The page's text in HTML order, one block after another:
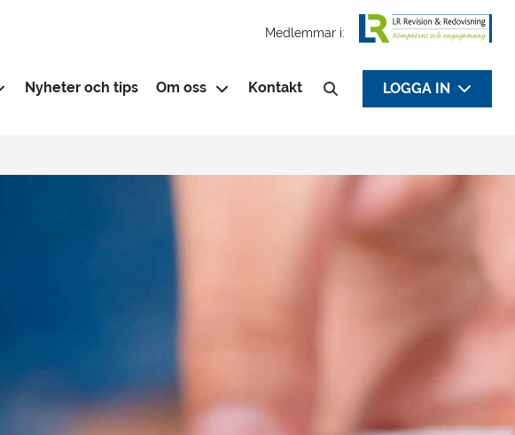
Medlemmar i:
Nyheter och tips Om oss Kontakt
Sök efter:
LOGGA IN